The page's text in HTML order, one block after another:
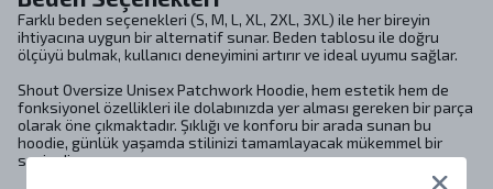
Farklı beden seçenekleri (S, M, L, XL, 2XL, 3XL) ile her bireyin
ihtiyacına uygun bir alternatif sunar. Beden tablosu ile doğru
ölçüyü bulmak, kullanıcı deneyimini artırır ve ideal uyumu sağlar.
Shout Oversize Unisex Patchwork Hoodie, hem estetik hem de
fonksiyonel özellikleri ile dolabınızda yer alması gereken bir parça
olarak öne çıkmaktadır. Şıklığı ve konforu bir arada sunan bu
hoodie, günlük yaşamda stilinizi tamamlayacak mükemmel bir
seçimdir.